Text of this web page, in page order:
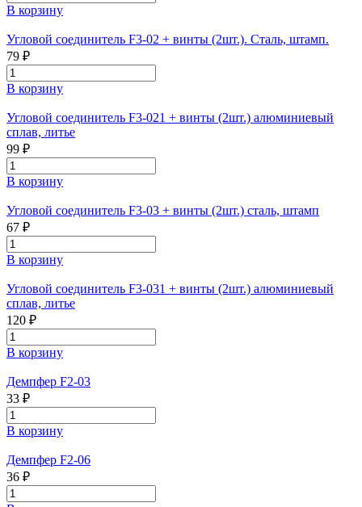
В корзину
Угловой соединитель F3-02 + винты (2шт.). Сталь, штамп.
79 ₽
В корзину
Угловой соединитель F3-021 + винты (2шт.) алюминиевый
сплав, литье
99 ₽
В корзину
Угловой соединитель F3-03 + винты (2шт.) сталь, штамп
67 ₽
В корзину
Угловой соединитель F3-031 + винты (2шт.) алюминиевый
сплав, литье
120 ₽
В корзину
Демпфер F2-03
33 ₽
В корзину
Демпфер F2-06
36 ₽